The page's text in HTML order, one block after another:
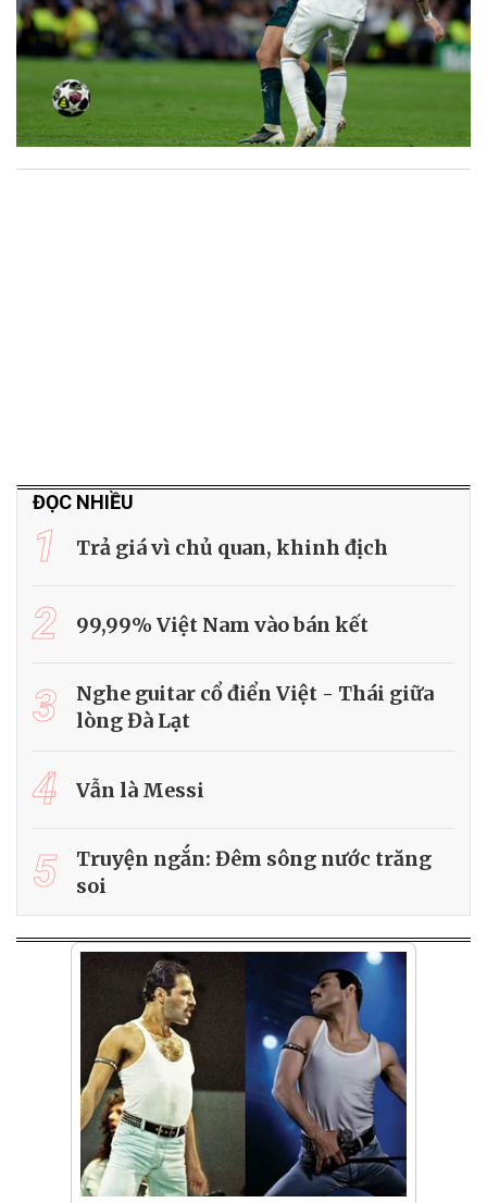
ĐỌC NHIỀU
1 Trả giá vì chủ quan, khinh địch
2 99,99% Việt Nam vào bán kết
3
Nghe guitar cổ điển Việt - Thái giữa
lòng Đà Lạt
4 Vẫn là Messi
5
Truyện ngắn: Đêm sông nước trăng
soi